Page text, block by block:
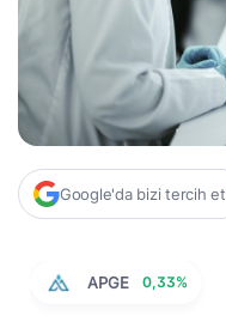
Google'da bizi tercih et
APGE 0,33%